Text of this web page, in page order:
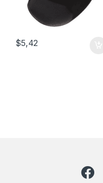
$5,42